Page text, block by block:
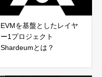
EVMを基盤としたレイヤ
ー1プロジェクト
Shardeumとは？